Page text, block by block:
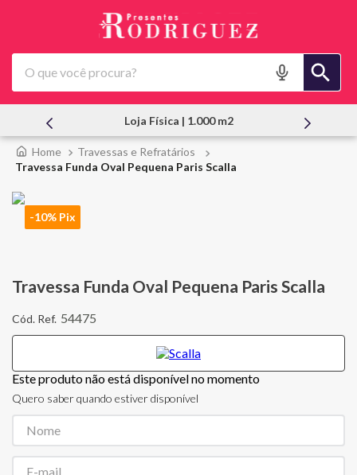
O que você procura?
Loja Física | 1.000 m2
Travessas e Refratários
Travessa Funda Oval Pequena Paris Scalla
-10% Pix
Travessa Funda Oval Pequena Paris Scalla
54475
Este produto não está disponível no momento
Quero saber quando estiver disponível